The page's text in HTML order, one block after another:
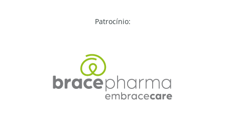
Patrocínio: